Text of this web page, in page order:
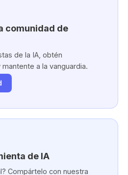
comunidad de
de la IA, obtén
a la vanguardia.
de IA
Compártelo con nuestra